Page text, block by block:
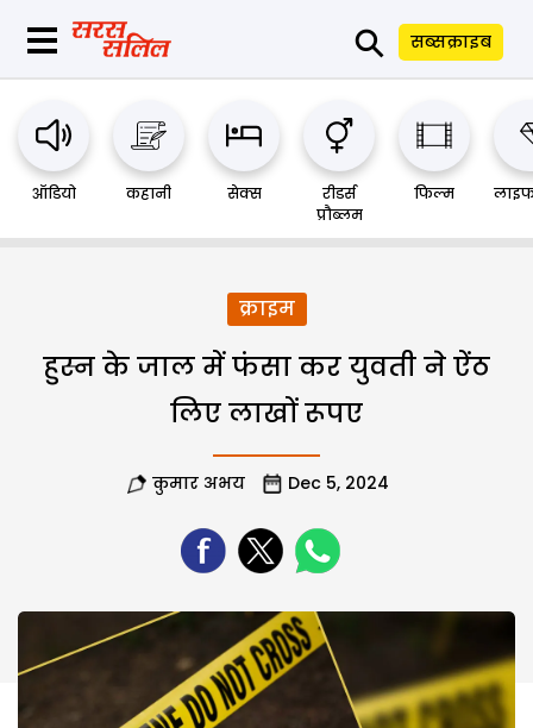
⚲ सब्सक्राइब
ऑडियो कहानी सेक्स
रीडर्स
प्रौब्लम
फिल्म
क्राइम
हुस्न के जाल में फंसा कर युवती ने ऐंठ
लिए लाखों रूपए
कुमार अभय Dec 5, 2024